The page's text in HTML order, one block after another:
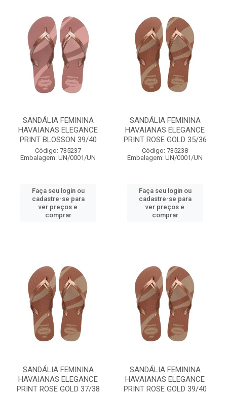
SANDÁLIA FEMININA
HAVAIANAS ELEGANCE
PRINT BLOSSON 39/40
Código: 735237
Embalagem: UN/0001/UN
Faça seu login ou
cadastre-se para
ver preços e
comprar
SANDÁLIA FEMININA
HAVAIANAS ELEGANCE
PRINT ROSE GOLD 35/36
Código: 735238
Embalagem: UN/0001/UN
Faça seu login ou
cadastre-se para
ver preços e
comprar
SANDÁLIA FEMININA
HAVAIANAS ELEGANCE
PRINT ROSE GOLD 37/38
SANDÁLIA FEMININA
HAVAIANAS ELEGANCE
PRINT ROSE GOLD 39/40